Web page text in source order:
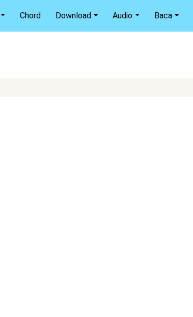
Chord Download Audio Baca